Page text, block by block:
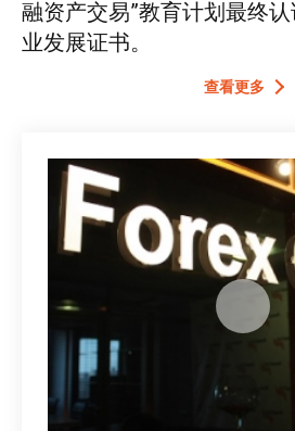
查看更多
融资产交易”教育计划最终
业发展证书。